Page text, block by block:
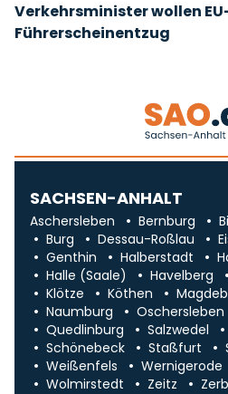
Verkehrsminister wollen
Führerscheinentzug
SACHSEN-ANHALT
Aschersleben Bernburg
Burg
Dessau-Roßlau
Genthin
Halberstadt
Halle (Saale)
Havelberg
Klötze
Köthen
Naumburg
Oschersleben
Quedlinburg
Salzwedel
Schönebeck
Staßfurt
Weißenfels
Wernigerode
Wolmirstedt
Zeitz